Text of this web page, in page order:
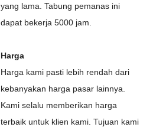
yang lama. Tabung pemanas ini
dapat bekerja 5000 jam.
Harga
Harga kami pasti lebih rendah dari
kebanyakan harga pasar lainnya.
Kami selalu memberikan harga
terbaik untuk klien kami. Tujuan kami